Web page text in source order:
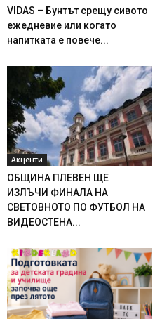
VIDAS – Бунтът срещу сивото
ежедневие или когато
напитката е повече...
Акценти
ОБЩИНА ПЛЕВЕН ЩЕ
ИЗЛЪЧИ ФИНАЛА НА
СВЕТОВНОТО ПО ФУТБОЛ НА
ВИДЕОСТЕНА...